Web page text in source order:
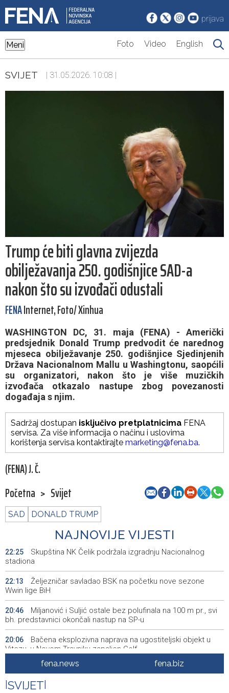
prijava
Meni Foto Video English
SVIJET | 31.05.2026. 10:08 |
Trump će biti glavna zvijezda
obilježavanja 250. godišnjice SAD-a
nakon što su izvođači odustali
FENAInternet, Foto/ Xinhua
WASHINGTON DC, 31. maja (FENA) - Američki
predsjednik Donald Trump predvodit će narednog
mjeseca obilježavanje 250. godišnjice Sjedinjenih
Država Nacionalnom Mallu u Washingtonu, saopćili
su organizatori, nakon što je više muzičkih
izvođača otkazalo nastupe zbog povezanosti
događaja s njim.
Sadržaj dostupan isključivo pretplatnicima FENA
servisa. Za više informacija o načinu i uslovima
korištenja servisa kontaktirajte marketing@fena.ba.
(FENA) J. Č.
Početna > Svijet
SAD DONALD TRUMP
NAJNOVIJE VIJESTI
22:25
Skupština NK Čelik podržala izgradnju Nacionalnog
stadiona
22:13
Željezničar savladao BSK na početku nove sezone
Wwin lige BiH
20:46
Miljanović i Suljić ostale bez polufinala na 100 m pr., svi
bh. predstavnici okončali nastup na SP-u
20:06
Bačena eksplozivna naprava na ugostiteljski objekt u
Vitezu, u Novom Travniku zapaljen Golf
Galerija ULUPUBiH otvara novu izlagačku sezonu,
predstavlja novi izlagački program
fena.news fena.biz
SVIJET